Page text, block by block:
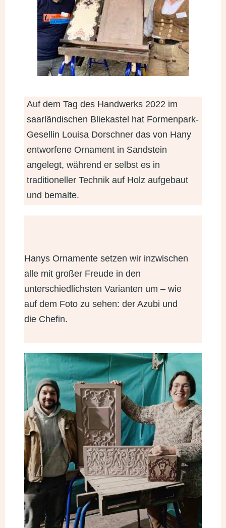
Auf dem Tag des Handwerks 2022 im
saarländischen Bliekastel hat Formenpark-
Gesellin Louisa Dorschner das von Hany
entworfene Ornament in Sandstein
angelegt, während er selbst es in
traditioneller Technik auf Holz aufgebaut
und bemalte.
Hanys Ornamente setzen wir inzwischen
alle mit großer Freude in den
unterschiedlichsten Varianten um – wie
auf dem Foto zu sehen: der Azubi und
die Chefin.